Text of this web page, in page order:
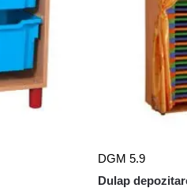
DGM 5.9
Dulap